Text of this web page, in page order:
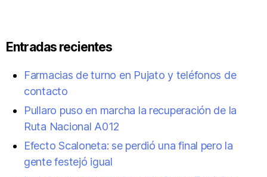
Entradas recientes
Farmacias de turno en Pujato y teléfonos de
contacto
Pullaro puso en marcha la recuperación de la
Ruta Nacional A012
Efecto Scaloneta: se perdió una final pero la
gente festejó igual